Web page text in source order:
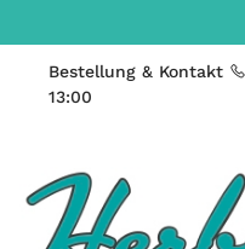
Bestellung & Kontakt
13:00